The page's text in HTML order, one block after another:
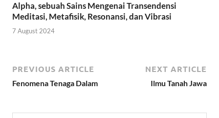
Alpha, sebuah Sains Mengenai Transendensi
Meditasi, Metafisik, Resonansi, dan Vibrasi
7 August 2024
PREVIOUS ARTICLE
Fenomena Tenaga Dalam
NEXT ARTICLE
Ilmu Tanah Jawa